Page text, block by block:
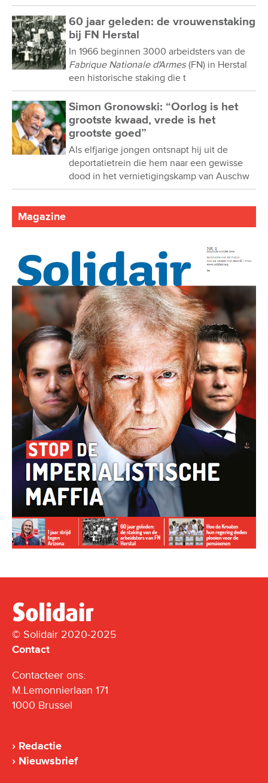
60 jaar geleden: de vrouwenstaking
bij FN Herstal
In 1966 beginnen 3000 arbeidsters van de
Fabrique Nationale d'Armes (FN) in Herstal
een historische staking die t
Simon Gronowski: “Oorlog is het
grootste kwaad, vrede is het
grootste goed”
Als elfjarige jongen ontsnapt hij uit de
deportatietrein die hem naar een gewisse
dood in het vernietigingskamp van Auschw
Magazine
© Solidair 2020-2025
Contact
Contacteer ons:
M.Lemonnierlaan 171
1000 Brussel
Redactie
Nieuwsbrief